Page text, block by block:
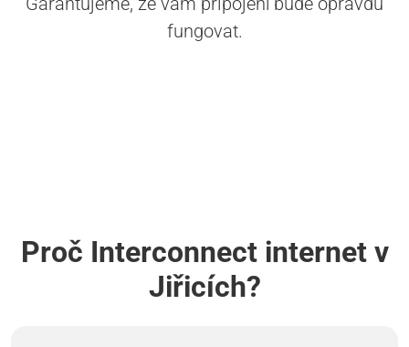
fungovat.
Proč Interconnect internet v
Jiřicích?